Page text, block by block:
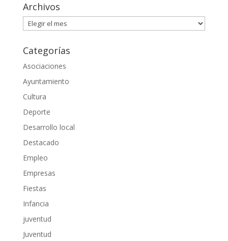
Archivos
Archivos
Categorías
Asociaciones
Ayuntamiento
Cultura
Deporte
Desarrollo local
Destacado
Empleo
Empresas
Fiestas
Infancia
juventud
Juventud